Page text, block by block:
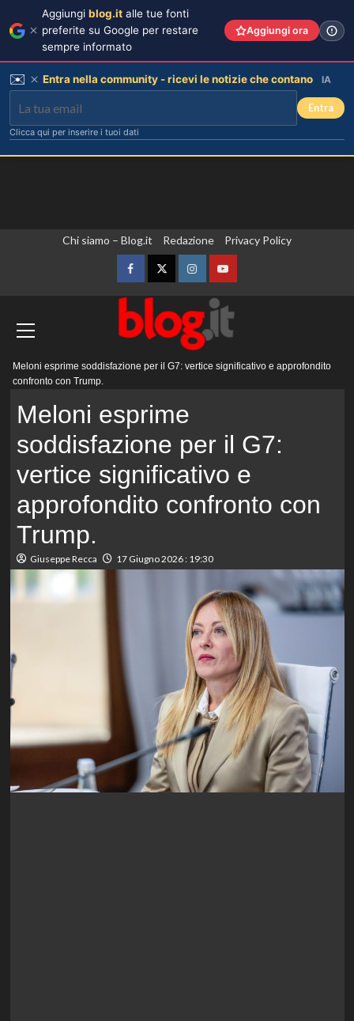
Chi siamo – Blog.it Redazione Privacy Policy
FacebookTwitterInstagramYouTube
principale
Meloni esprime soddisfazione per il G7: vertice significativo e approfondito
confronto con Trump.
Meloni esprime
soddisfazione per il G7:
vertice significativo e
approfondito confronto con
Trump.
Giuseppe Recca 17 Giugno 2026 : 19:30
Aggiungi blog.it alle tue fonti
preferite su Google per restare
sempre informato
Aggiungi ora
✉️ Entra nella community - ricevi le notizie che contano IA
Entra
Clicca qui per inserire i tuoi dati